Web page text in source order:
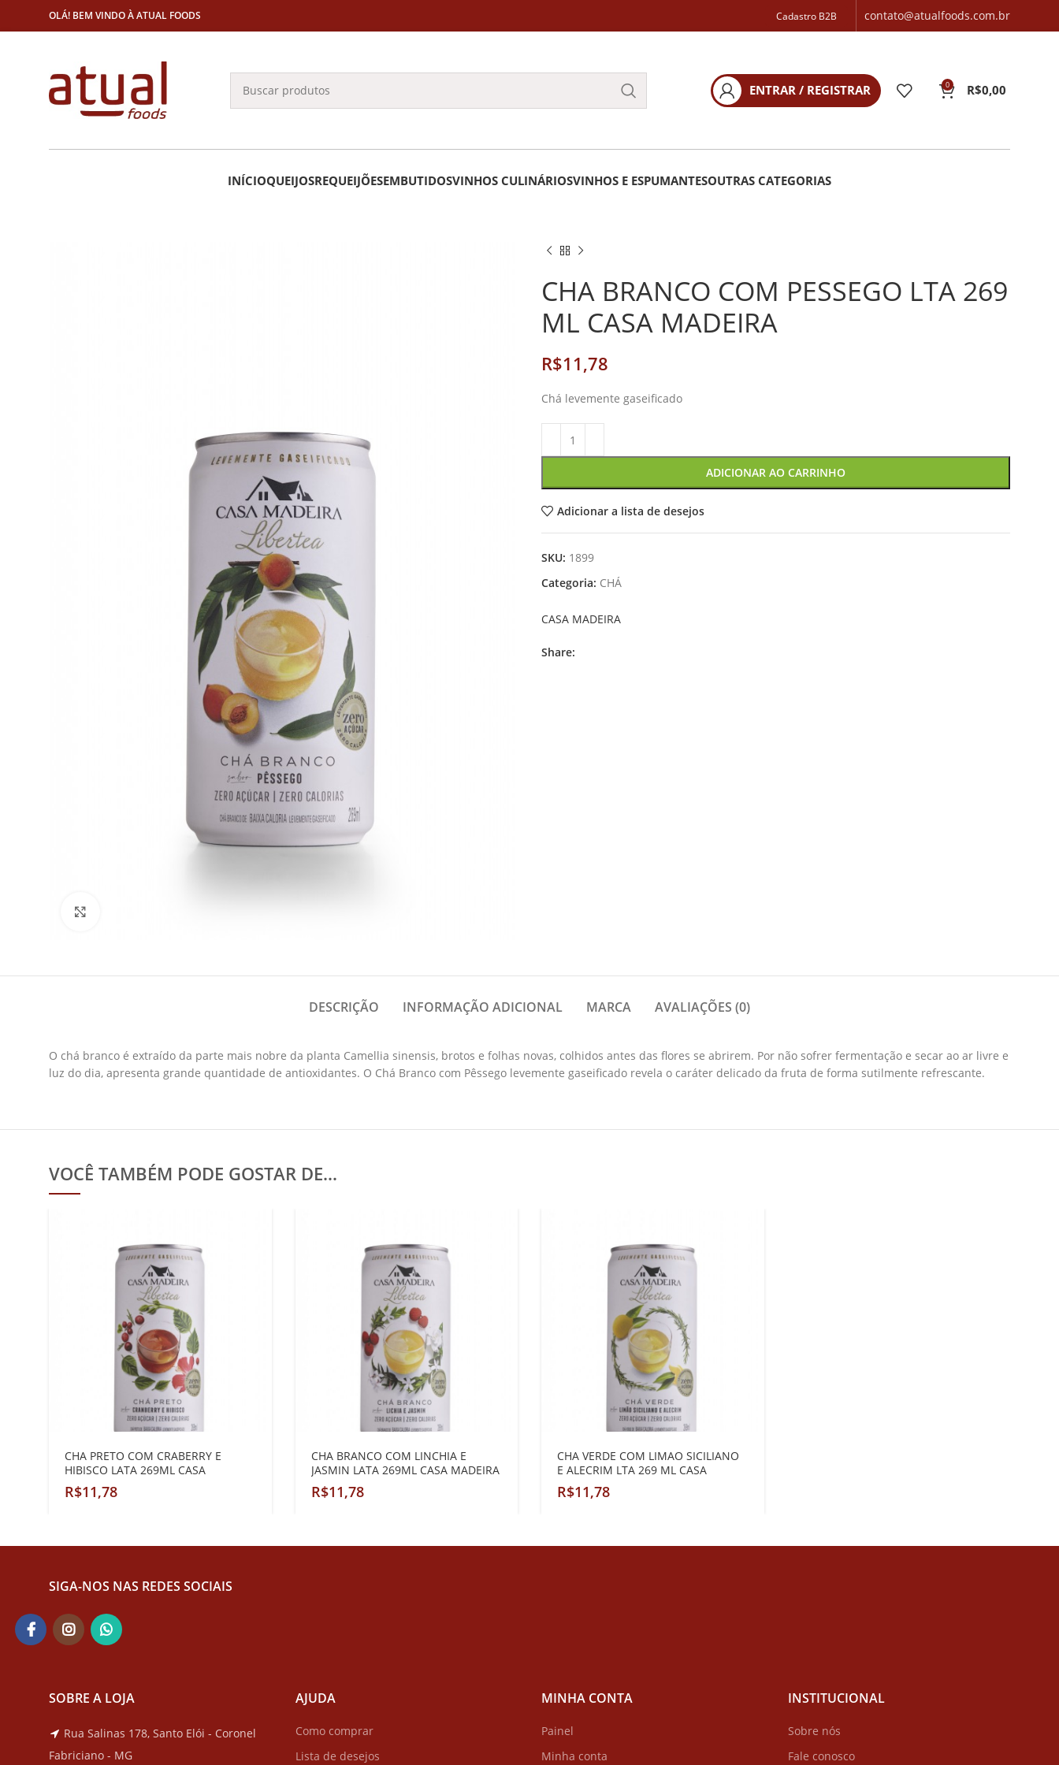
OLÁ! BEM VINDO À ATUAL FOODS Cadastro B2B contato@atualfoods.com.br
ENTRAR / REGISTRAR 0 R$0,00
INÍCIOQUEIJOSREQUEIJÕESEMBUTIDOSVINHOS CULINÁRIOSVINHOS E ESPUMANTESOUTRAS CATEGORIAS
CHA BRANCO COM PESSEGO LTA 269
ML CASA MADEIRA
R$
Chá levemente gaseificado
ADICIONAR AO CARRINHO
Adicionar a lista de desejos
SKU: 1899
Categoria: CHÁ
CASA MADEIRA
Share:
DESCRIÇÃO INFORMAÇÃO ADICIONAL MARCA AVALIAÇÕES (0)
O chá branco é extraído da parte mais nobre da planta Camellia sinensis, brotos e folhas novas, colhidos antes das flores se abrirem. Por não sofrer fermentação e secar ao ar livre e
luz do dia, apresenta grande quantidade de antioxidantes. O Chá Branco com Pêssego levemente gaseificado revela o caráter delicado da fruta de forma sutilmente refrescante.
VOCÊ TAMBÉM PODE GOSTAR DE…
CHA PRETO COM CRABERRY E
HIBISCO LATA 269ML CASA
MADEIRA
R$
CHA BRANCO COM LINCHIA E
JASMIN LATA 269ML CASA MADEIRA
R$
CHA VERDE COM LIMAO SICILIANO
E ALECRIM LTA 269 ML CASA
MADEIRA
R$
SIGA-NOS NAS REDES SOCIAIS
SOBRE A LOJA
Rua Salinas 178, Santo Elói - Coronel
Fabriciano - MG
AJUDA
Como comprar
Lista de desejos
MINHA CONTA
Painel
Minha conta
INSTITUCIONAL
Sobre nós
Fale conosco